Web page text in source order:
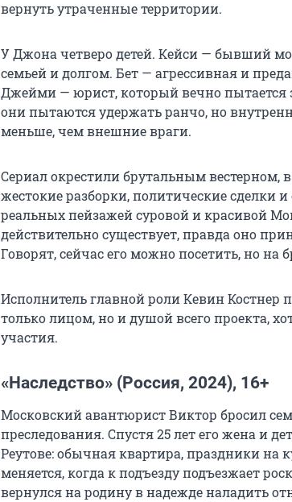
вернуть утраченные территории.
У Джона четверо детей. Кейси — бывший
семьей и долгом. Бет — агрессивная и
Джейми — юрист, который вечно пытается
они пытаются удержать ранчо, но
меньше, чем внешние враги.
Сериал окрестили брутальным
жестокие разборки, политические сделки
реальных пейзажей суровой и красивой
действительно существует, правда оно
Говорят, сейчас его можно посетить, но на
Исполнитель главной роли Кевин Костнер
только лицом, но и душой всего проекта,
участия.
«Наследство» (Россия, 2024), 16+
Московский авантюрист Виктор бросил
преследования. Спустя 25 лет его жена и
Реутове: обычная квартира, праздники на
меняется, когда к подъезду подъезжает
вернулся на родину в надежде наладить